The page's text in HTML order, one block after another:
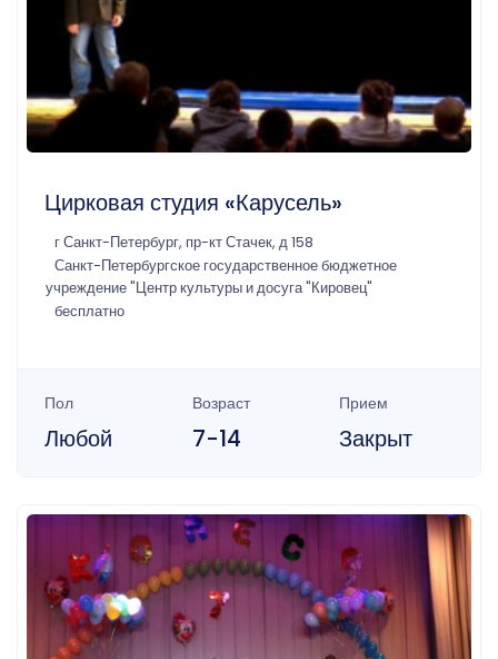
Цирковая студия «Карусель»
г Санкт-Петербург, пр-кт Стачек, д 158
Санкт-Петербургское государственное бюджетное
учреждение "Центр культуры и досуга "Кировец"
бесплатно
Пол
Любой
Возраст
7-14
Прием
Закрыт